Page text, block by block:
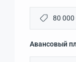
Авансовый